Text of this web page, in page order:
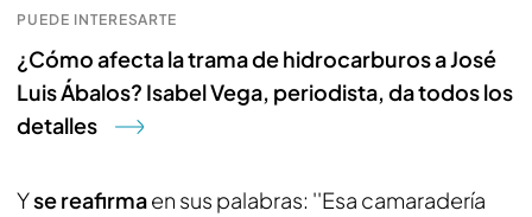
PUEDE INTERESARTE
¿Cómo afecta la trama de hidrocarburos a José
Luis Ábalos? Isabel Vega, periodista, da todos los
detalles
Yse reafirmaen sus palabras: ''Esa camaradería